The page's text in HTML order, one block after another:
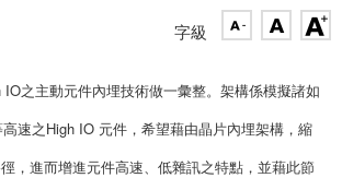
字級
之主動元件內埋技術做一彙整。架構係模擬諸如
速之High IO 元件，希望藉由晶片內埋架構，縮
，進而增進元件高速、低雜訊之特點，並藉此節